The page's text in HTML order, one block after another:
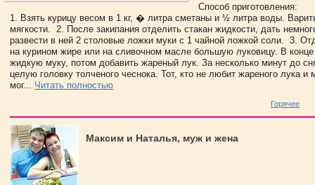
Способ приготовления:
1. Взять курицу весом в 1 кг, � литра сметаны и ½ литра воды.
мягкости. 2. После закипания отделить стакан жидкости, дать
развести в ней 2 столовые ложки муки с 1 чайной ложкой соли. 3.
на курином жире или на сливочном масле большую луковицу. В конце
жидкую муку, потом добавить жареный лук. За несколько минут до
целую головку толченого чеснока. Тот, кто не любит жареного лука и
мог... Читать полностью
Горячее
Максим и Наталья, муж и жена